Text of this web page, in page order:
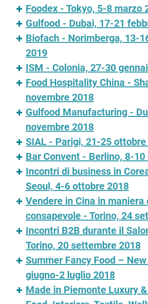
Foodex - Tokyo, 5-8 marzo
Gulfood - Dubai, 17-21
Biofach - Norimberga, 13-
2019
ISM - Colonia, 27-30
Food Hospitality China -
novembre 2018
Gulfood Manufacturing -
novembre 2018
SIAL - Parigi, 21-25 ottobre
Bar Convent - Berlino, 8-
Incontri di business in
Seoul, 4-6 ottobre 2018
Vendere in Cina in
consapevole - Torino, 24
Incontri B2B durante il
Torino, 20 settembre 2018
Summer Fancy Food –
giugno-2 luglio 2018
Made in Piemonte Luxury